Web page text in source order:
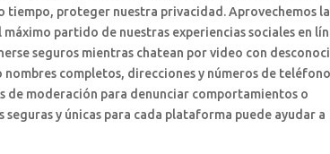
proteger nuestra privacidad. Aprovechemos
partido de nuestras experiencias sociales en
seguros mientras chatean por video con
completos, direcciones y números de
moderación para denunciar comportamientos o
y únicas para cada plataforma puede ayudar a